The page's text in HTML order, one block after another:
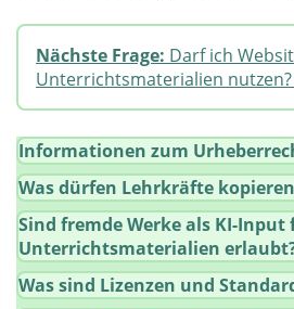
Nächste Frage: Darf ich
Unterrichtsmaterialien nutzen?
Informationen zum
Was dürfen Lehrkräfte
Sind fremde Werke als KI-Input
Unterrichtsmaterialien
Was sind Lizenzen und